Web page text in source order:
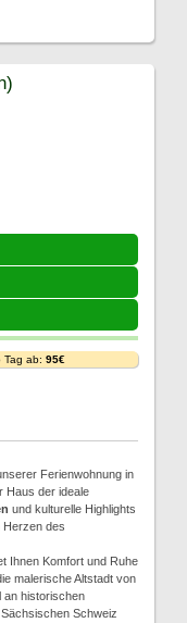
Tag ab: 95€
Ferienwohnung in
Haus der ideale
und kulturelle Highlights
Herzen des
Ihnen Komfort und Ruhe
malerische Altstadt von
an historischen
Schweiz